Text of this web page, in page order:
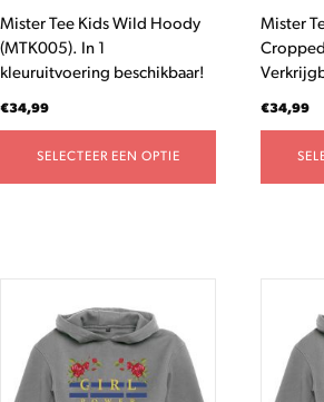
Mister Tee Kids Wild Hoody
(MTK005). In 1
kleuruitvoering beschikbaar!
€34,99
SELECTEER EEN OPTIE
op
de
productpagina
Mister
€34,99
op
de
meerdere
variaties.
product
variaties.